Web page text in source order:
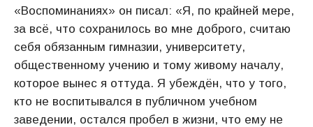
«Воспоминаниях» он писал: «Я, по крайней мере,
за всё, что сохранилось во мне доброго, считаю
себя обязанным гимназии, университету,
общественному учению и тому живому началу,
которое вынес я оттуда. Я убеждён, что у того,
кто не воспитывался в публичном учебном
заведении, остался пробел в жизни, что ему не